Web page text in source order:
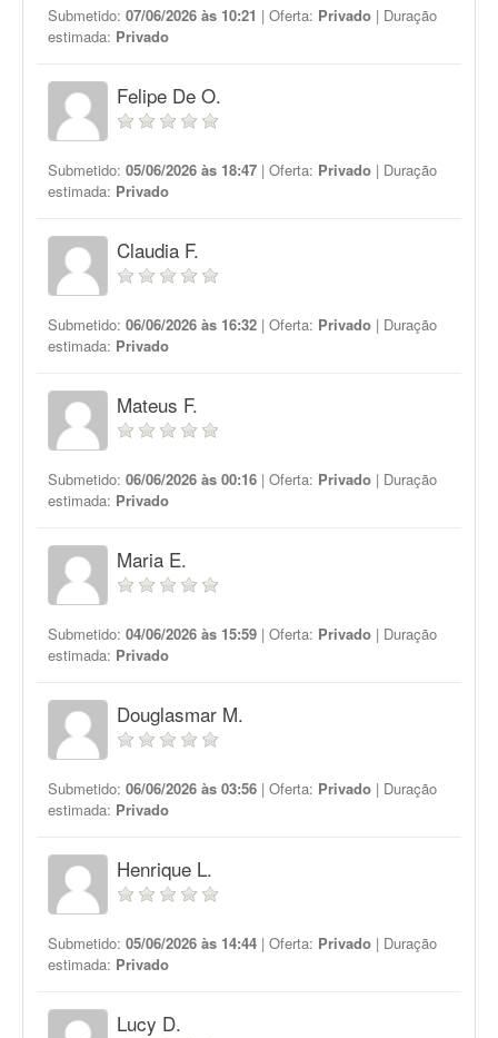
Submetido: 07/06/2026 às 10:21 | Oferta: Privado | Duração
estimada: Privado
Felipe De O.
Submetido: 05/06/2026 às 18:47 | Oferta: Privado | Duração
estimada: Privado
Claudia F.
Submetido: 06/06/2026 às 16:32 | Oferta: Privado | Duração
estimada: Privado
Mateus F.
Submetido: 06/06/2026 às 00:16 | Oferta: Privado | Duração
estimada: Privado
Maria E.
Submetido: 04/06/2026 às 15:59 | Oferta: Privado | Duração
estimada: Privado
Douglasmar M.
Submetido: 06/06/2026 às 03:56 | Oferta: Privado | Duração
estimada: Privado
Henrique L.
Submetido: 05/06/2026 às 14:44 | Oferta: Privado | Duração
estimada: Privado
Lucy D.